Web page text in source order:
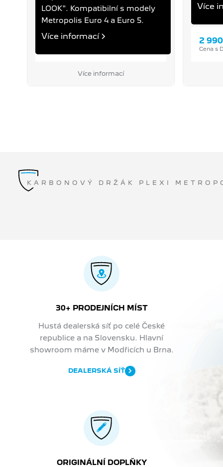
LOOK". Kompatibilní s modely
Metropolis Euro 4 a Euro 5.
Více informací
3 390 Kč
Více informací
Více
2
Cena s
KARBONOVÝ DRŽÁK PLEXI
30+ PRODEJNÍCH MÍST
Hustá dealerská síť po celé České
republice a na Slovensku. Hlavní
showroom máme v Modřicích u Brna.
DEALERSKÁ SÍŤ
ORIGINÁLNÍ DOPLŇKY